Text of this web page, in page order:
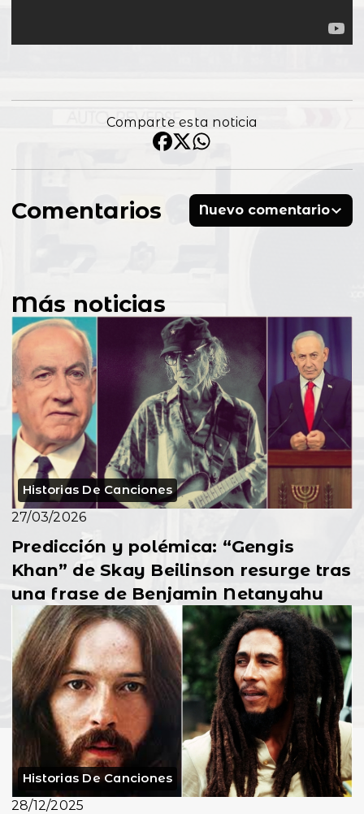
Comparte esta noticia
Comentarios Nuevo comentario
Más noticias
Historias De Canciones
27/03/2026
Predicción y polémica: “Gengis
Khan” de Skay Beilinson resurge tras
una frase de Benjamin Netanyahu
Historias De Canciones
28/12/2025